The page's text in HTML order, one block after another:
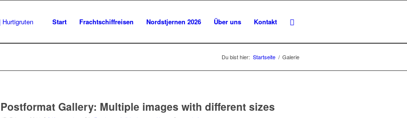
Start Frachtschiffreisen Nordstjernen 2026 Über uns Kontakt
Du bist hier: Startseite / Galerie
Postformat Gallery: Multiple images with different sizes